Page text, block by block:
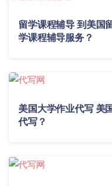
留学课程辅导 到美国
学课程辅导服务？
美国大学作业代写 美
代写？